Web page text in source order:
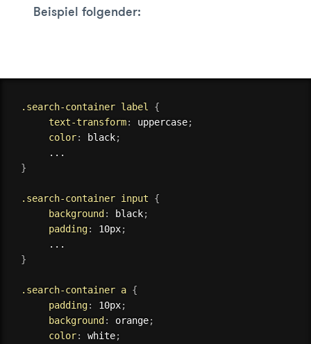
Beispiel folgender:
.search-container label
{
text-transform: uppercase;
color: black;
}
.search-container input
{
background : black;
padding: 10px;
}
.search-container a {
padding: 10px;
background : orange;
color: white;